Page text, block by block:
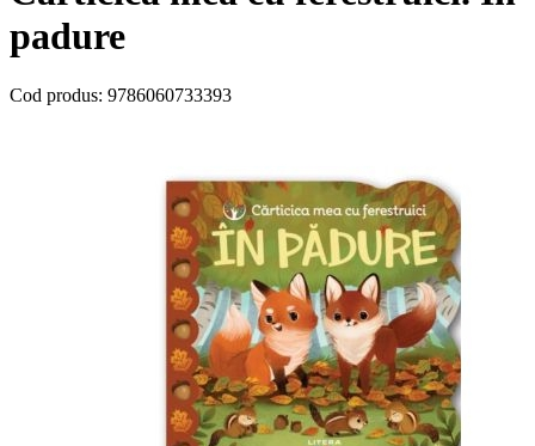
padure
Cod produs: 9786060733393